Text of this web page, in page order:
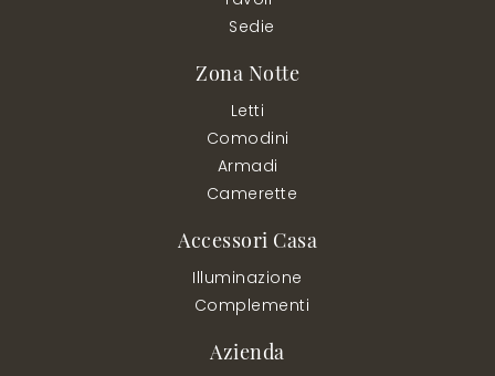
Sedie
Zona Notte
Letti
Comodini
Armadi
Camerette
Accessori Casa
Illuminazione
Complementi
Azienda